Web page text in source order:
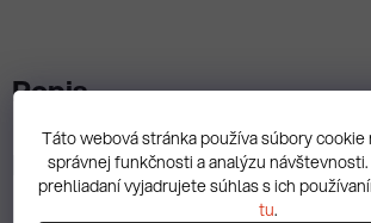
Táto webová stránka používa súbory cookie
správnej funkčnosti a analýzu
prehliadaní vyjadrujete súhlas s ich
tu.
Popis
Diskusia